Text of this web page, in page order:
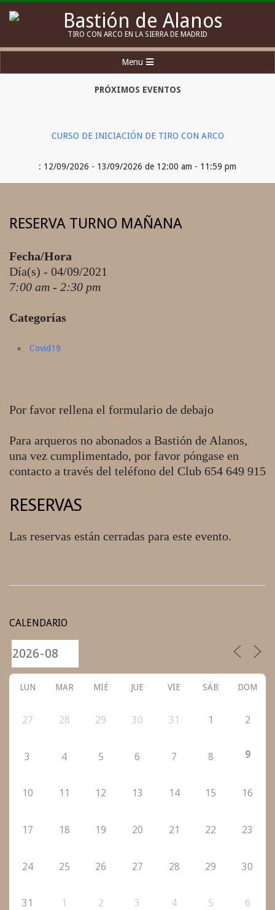
Bastión
de
Alanos
TIRO CON ARCO EN LA SIERRA DE MADRID
Navigation
Menu
PRÓXIMOS EVENTOS
CURSO DE INICIACIÓN DE TIRO CON ARCO
: 12/09/2026 - 13/09/2026 de 12:00 am - 11:59 pm
RESERVA TURNO MAÑANA
Fecha/Hora
Día(s) - 04/09/2021
7:00 am - 2:30 pm
Categorías
Covid19
Por favor rellena el formulario de debajo
Para arqueros no abonados a Bastión de Alanos,
una vez cumplimentado, por favor póngase en
contacto a través del teléfono del Club 654 649 915
RESERVAS
Las reservas están cerradas para este evento.
04
CALENDARIO
LUN MAR MIÉ JUE VIE SÁB DOM
27 28 29 30 31 1 2
3 4 5 6 7 8 9
10 11 12 13 14 15 16
17 18 19 20 21 22 23
24 25 26 27 28 29 30
31 1 2 3 4 5 6